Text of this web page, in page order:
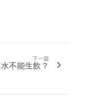
下一篇
不能生飲？